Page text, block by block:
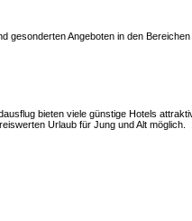
gesonderten Angeboten in den Bereichen
bieten viele günstige Hotels
Urlaub für Jung und Alt möglich.